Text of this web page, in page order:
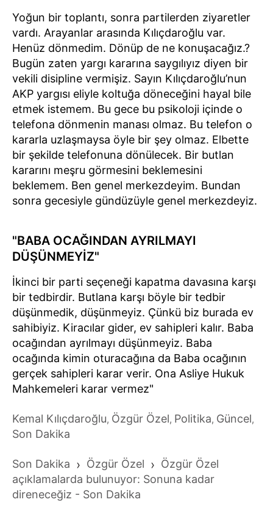
Yoğun bir toplantı, sonra partilerden ziyaretler
vardı. Arayanlar arasında Kılıçdaroğlu var.
Henüz dönmedim. Dönüp de ne konuşacağız.?
Bugün zaten yargı kararına saygılıyız diyen bir
vekili disipline vermişiz. Sayın Kılıçdaroğlu’nun
AKP yargısı eliyle koltuğa döneceğini hayal bile
etmek istemem. Bu gece bu psikoloji içinde o
telefona dönmenin manası olmaz. Bu telefon o
kararla uzlaşmaysa öyle bir şey olmaz. Elbette
bir şekilde telefonuna dönülecek. Bir butlan
kararını meşru görmesini beklemesini
beklemem. Ben genel merkezdeyim. Bundan
sonra gecesiyle gündüzüyle genel merkezdeyiz.
"BABA OCAĞINDAN AYRILMAYI
DÜŞÜNMEYİZ"
İkinci bir parti seçeneği kapatma davasına karşı
bir tedbirdir. Butlana karşı böyle bir tedbir
düşünmedik, düşünmeyiz. Çünkü biz burada ev
sahibiyiz. Kiracılar gider, ev sahipleri kalır. Baba
ocağından ayrılmayı düşünmeyiz. Baba
ocağında kimin oturacağına da Baba ocağının
gerçek sahipleri karar verir. Ona Asliye Hukuk
Mahkemeleri karar vermez"
Kemal Kılıçdaroğlu, Özgür Özel, Politika, Güncel,
Son Dakika
Son Dakika › Özgür Özel › Özgür Özel
açıklamalarda bulunuyor: Sonuna kadar
direneceğiz - Son Dakika